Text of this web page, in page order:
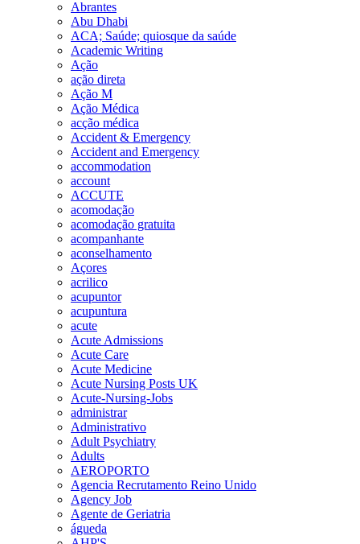
Abrantes
Abu Dhabi
ACA; Saúde; quiosque da saúde
Academic Writing
Ação
ação direta
Ação M
Ação Médica
acção médica
Accident & Emergency
Accident and Emergency
accommodation
account
ACCUTE
acomodação
acomodação gratuita
acompanhante
aconselhamento
Açores
acrilico
acupuntor
acupuntura
acute
Acute Admissions
Acute Care
Acute Medicine
Acute Nursing Posts UK
Acute-Nursing-Jobs
administrar
Administrativo
Adult Psychiatry
Adults
AEROPORTO
Agencia Recrutamento Reino Unido
Agency Job
Agente de Geriatria
águeda